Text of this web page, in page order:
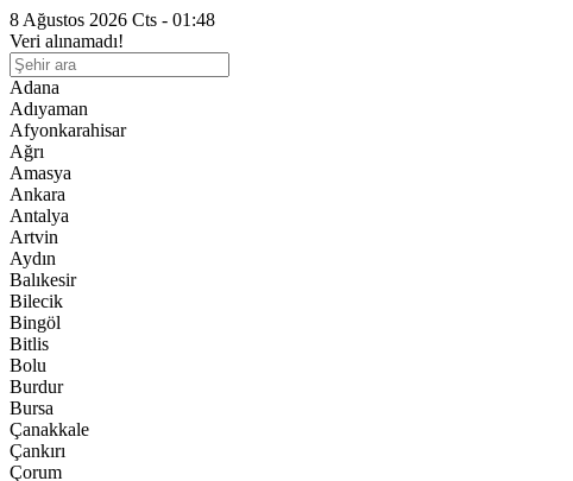
8 Ağustos 2026 Cts - 01:48
Veri alınamadı!
Adana
Adıyaman
Afyonkarahisar
Ağrı
Amasya
Ankara
Antalya
Artvin
Aydın
Balıkesir
Bilecik
Bingöl
Bitlis
Bolu
Burdur
Bursa
Çanakkale
Çankırı
Çorum